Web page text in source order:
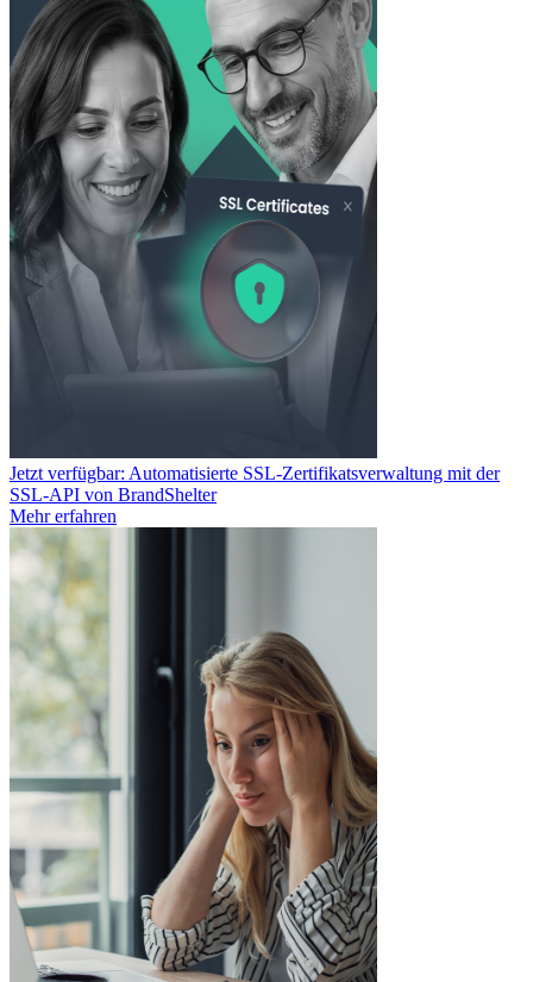
Jetzt verfügbar: Automatisierte SSL-Zertifikatsverwaltung mit der
SSL-API von BrandShelter
Mehr erfahren